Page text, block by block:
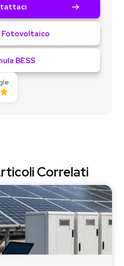
Fotovoltaico
BESS
Correlati